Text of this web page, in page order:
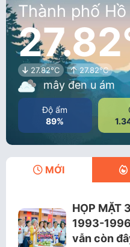
Thành phố
27.82°C 27.82°C
mây đen u ám
Độ ẩm
89%
MỚI
HỌP MẶT
1993-
vẫn còn